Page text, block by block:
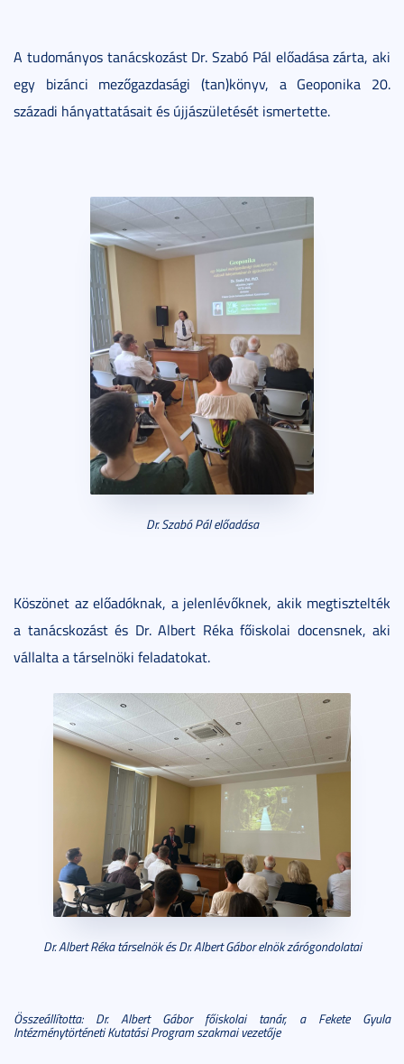
A tudományos tanácskozást Dr. Szabó Pál előadása zárta, aki
egy bizánci mezőgazdasági (tan)könyv, a Geoponika 20.
századi hányattatásait és újjászületését ismertette.
Dr. Szabó Pál előadása
Köszönet az előadóknak, a jelenlévőknek, akik megtisztelték
a tanácskozást és Dr. Albert Réka főiskolai docensnek, aki
vállalta a társelnöki feladatokat.
Dr. Albert Réka társelnök és Dr. Albert Gábor elnök zárógondolatai
Összeállította: Dr. Albert Gábor főiskolai tanár, a Fekete Gyula
Intézménytörténeti Kutatási Program szakmai vezetője